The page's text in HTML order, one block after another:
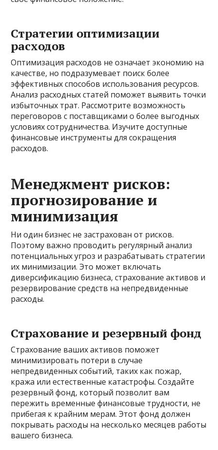
Стратегии оптимизации
расходов
Оптимизация расходов не означает экономию на
качестве, но подразумевает поиск более
эффективных способов использования ресурсов.
Анализ расходных статей поможет выявить точки
избыточных трат. Рассмотрите возможность
переговоров с поставщиками о более выгодных
условиях сотрудничества. Изучите доступные
финансовые инструменты для сокращения
расходов.
Менеджмент рисков:
прогнозирование и
минимизация
Ни один бизнес не застрахован от рисков.
Поэтому важно проводить регулярный анализ
потенциальных угроз и разрабатывать стратегии
их минимизации. Это может включать
диверсификацию бизнеса, страхование активов и
резервирование средств на непредвиденные
расходы.
Страхование и резервный фонд
Страхование ваших активов поможет
минимизировать потери в случае
непредвиденных событий, таких как пожар,
кража или естественные катастрофы. Создайте
резервный фонд, который позволит вам
пережить временные финансовые трудности, не
прибегая к крайним мерам. Этот фонд должен
покрывать расходы на несколько месяцев работы
вашего бизнеса.